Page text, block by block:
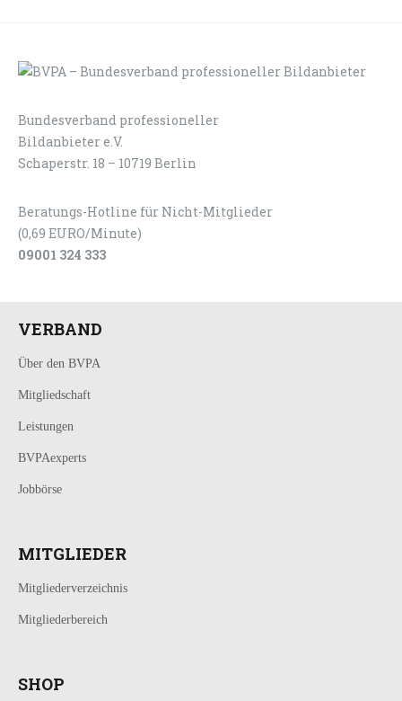
Bundesverband professioneller
Bildanbieter e.V.
Schaperstr. 18 – 10719 Berlin
Beratungs-Hotline für Nicht-Mitglieder
(0,69 EURO/Minute)
09001 324 333
VERBAND
Über den BVPA
Mitgliedschaft
Leistungen
BVPAexperts
Jobbörse
MITGLIEDER
Mitgliederverzeichnis
Mitgliederbereich
SHOP